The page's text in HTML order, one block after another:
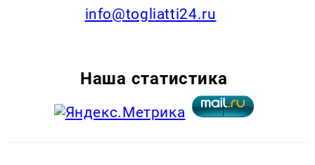
info@togliatti24.ru
Наша статистика